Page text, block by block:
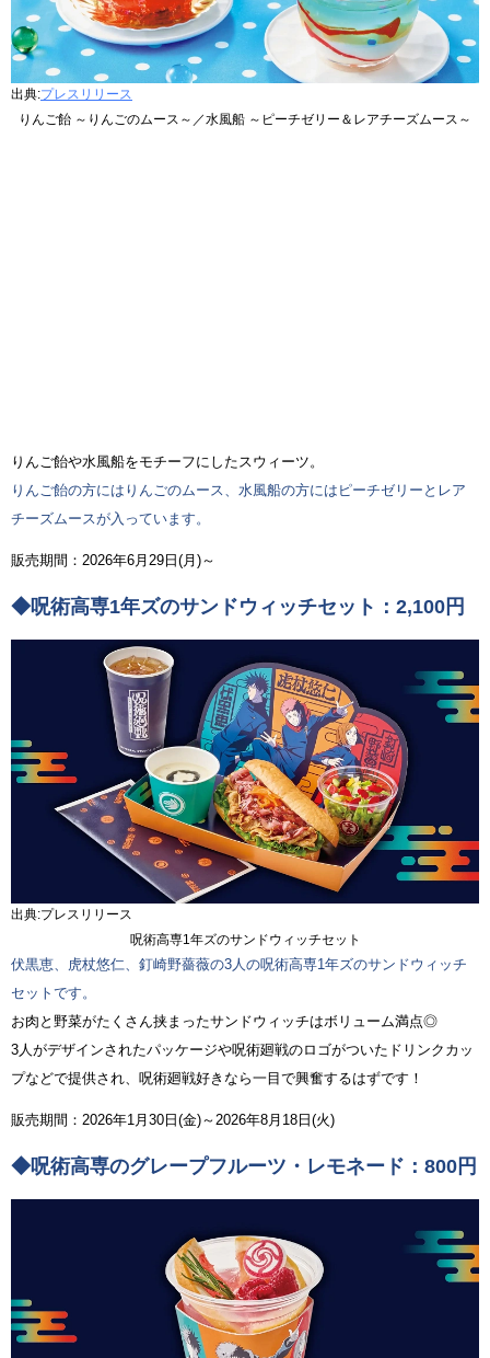
出典:プレスリリース
りんご飴 ～りんごのムース～／水風船 ～ピーチゼリー＆レアチーズムース～
りんご飴や水風船をモチーフにしたスウィーツ。
りんご飴の方にはりんごのムース、水風船の方にはピーチゼリーとレア
チーズムースが入っています。
販売期間：2026年6月29日(月)～
◆呪術高専1年ズのサンドウィッチセット：2,100円
出典:プレスリリース
呪術高専1年ズのサンドウィッチセット
伏黒恵、虎杖悠仁、釘崎野薔薇の3人の呪術高専1年ズのサンドウィッチ
セットです。
お肉と野菜がたくさん挟まったサンドウィッチはボリューム満点◎
3人がデザインされたパッケージや呪術廻戦のロゴがついたドリンクカッ
プなどで提供され、呪術廻戦好きなら一目で興奮するはずです！
販売期間：2026年1月30日(金)～2026年8月18日(火)
◆呪術高専のグレープフルーツ・レモネード：800円